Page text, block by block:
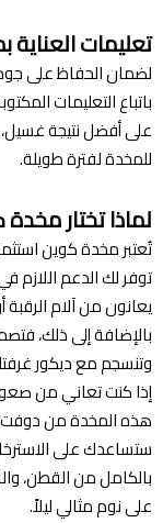
تعليمات
لضمان الحفاظ على
باتباع التعليمات
على أفضل نتيجة
للمخدة لفترة طويلة.
لماذا تختار
تُعتبر مخدة كوين
توفر لك الدعم اللازم
يعانون من آلام الرقبة
بالإضافة إلى ذلك،
وتنسجم مع ديكور
إذا كنت تعاني من
هذه المخدة من دوفت
ستساعدك على
بالكامل من القطن،
على نوم مثالي ليلاً.